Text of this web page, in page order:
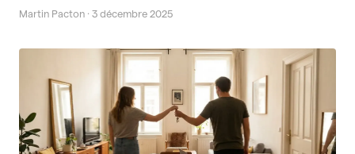
possibles et actions pour réduire le risque.
Martin Pacton · 3 décembre 2025